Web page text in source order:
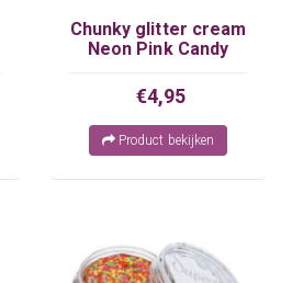
Chunky glitter cream
Neon Pink Candy
€4,95
Product bekijken